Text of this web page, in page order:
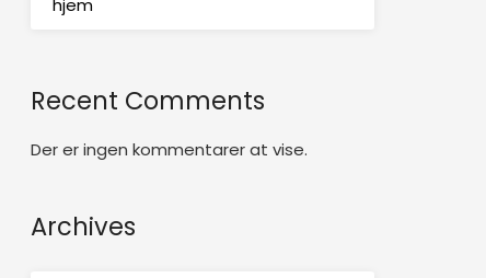
Recent Comments
Der er ingen kommentarer at vise.
Archives